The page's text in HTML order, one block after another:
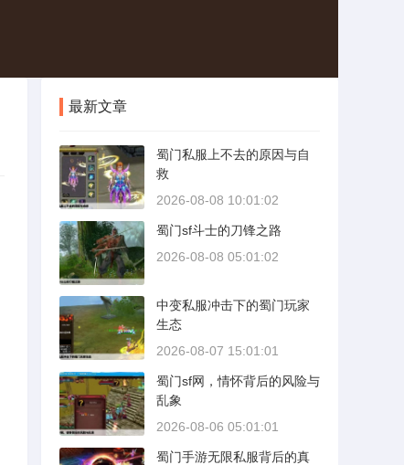
最新文章
蜀门私服上不去的原因与自
救
2026-08-08 10:01:02
蜀门sf斗士的刀锋之路
2026-08-08 05:01:02
中变私服冲击下的蜀门玩家
生态
2026-08-07 15:01:01
蜀门sf网，情怀背后的风险与
乱象
2026-08-06 05:01:01
蜀门手游无限私服背后的真